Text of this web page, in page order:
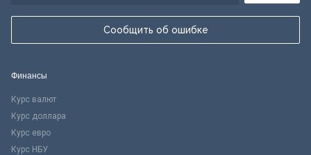
Сообщить об ошибке
Финансы
Курс валют
Курс доллара
Курс евро
Курс НБУ